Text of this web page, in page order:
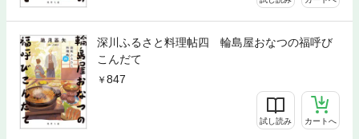
深川ふるさと料理帖四 輪島屋おなつの福呼び
こんだて
847
試し読み カートへ